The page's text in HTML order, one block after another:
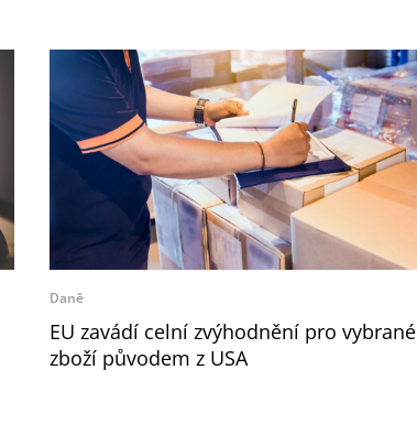
Daně
EU zavádí celní zvýhodnění pro vybrané
zboží původem z USA